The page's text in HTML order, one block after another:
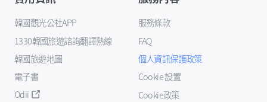
韓國觀光公社APP
1330韓國旅遊諮詢翻譯熱線
韓國旅遊地圖
電子書
Odii
服務條款
FAQ
個人資訊保護政策
Cookie 設置
Cookie政策